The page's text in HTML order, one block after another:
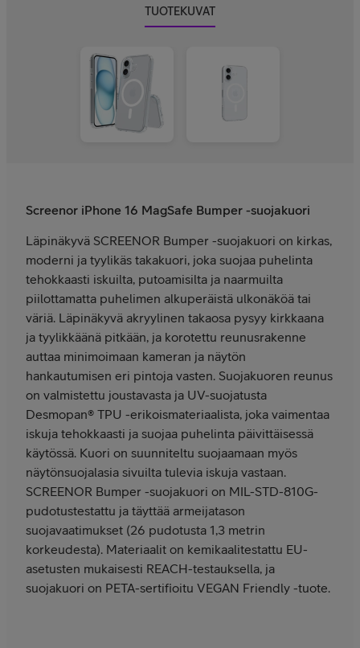
TUOTEKUVAT
Screenor iPhone 16 MagSafe Bumper -suojakuori
Läpinäkyvä SCREENOR Bumper -suojakuori on kirkas,
moderni ja tyylikäs takakuori, joka suojaa puhelinta
tehokkaasti iskuilta, putoamisilta ja naarmuilta
piilottamatta puhelimen alkuperäistä ulkonäköä tai
väriä. Läpinäkyvä akryylinen takaosa pysyy kirkkaana
ja tyylikkäänä pitkään, ja korotettu reunusrakenne
auttaa minimoimaan kameran ja näytön
hankautumisen eri pintoja vasten. Suojakuoren reunus
on valmistettu joustavasta ja UV-suojatusta
Desmopan® TPU -erikoismateriaalista, joka vaimentaa
iskuja tehokkaasti ja suojaa puhelinta päivittäisessä
käytössä. Kuori on suunniteltu suojaamaan myös
näytönsuojalasia sivuilta tulevia iskuja vastaan.
SCREENOR Bumper -suojakuori on MIL-STD-810G-
pudotustestattu ja täyttää armeijatason
suojavaatimukset (26 pudotusta 1,3 metrin
korkeudesta). Materiaalit on kemikaalitestattu EU-
asetusten mukaisesti REACH-testauksella, ja
suojakuori on PETA-sertifioitu VEGAN Friendly -tuote.